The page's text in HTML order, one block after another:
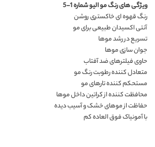
ویژگی های رنگ مو الیو شماره 1-5
رنگ قهوه ای خاکستری روشن
آنتی اکسیدان طبیعی برای مو
تسریع در رشد موها
جوان سازی موها
حاوی فیلترهای ضد آفتاب
متعادل کننده رطوبت رنگ مو
مستحکم کننده تارهای مو
محافظت کننده از کراتین داخل موها
حفاظت از موهای خشک و آسیب دیده
با آمونیاک فوق العاده کم